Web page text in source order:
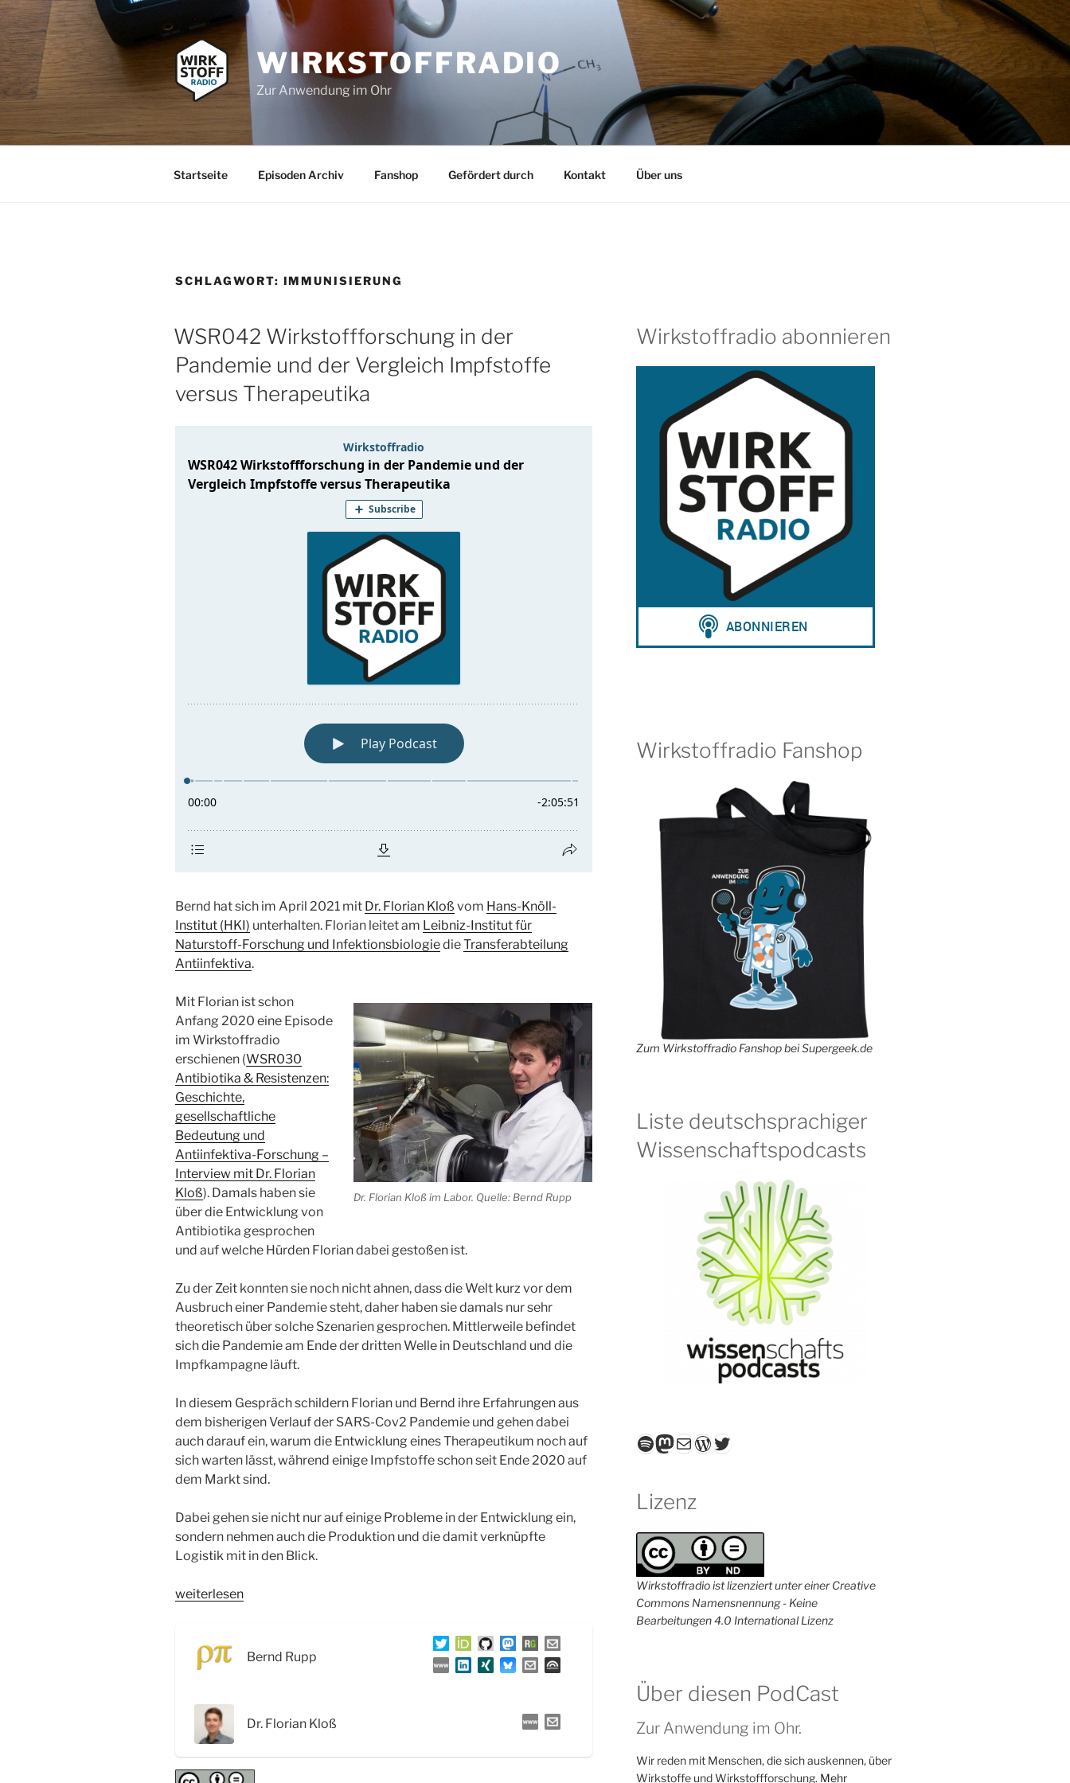
Zum
Inhalt
springen
WIRKSTOFFRADIO
Zur Anwendung im Ohr
Startseite Episoden Archiv Fanshop Gefördert durch Kontakt Über uns
SCHLAGWORT: IMMUNISIERUNG
WSR042 Wirkstoffforschung in der
Pandemie und der Vergleich Impfstoffe
versus Therapeutika
Bernd hat sich im April 2021 mit Dr. Florian Kloß vom Hans-Knöll-
Institut (HKI) unterhalten. Florian leitet am Leibniz-Institut für
Naturstoff-Forschung und InfektionsbiologiedieTransferabteilung
Antiinfektiva.
Dr. Florian Kloß im Labor. Quelle: Bernd Rupp
Mit Florian ist schon
Anfang 2020 eine Episode
im Wirkstoffradio
erschienen (WSR030
Antibiotika & Resistenzen:
Geschichte,
gesellschaftliche
Bedeutung und
Antiinfektiva-Forschung –
Interview mit Dr. Florian
Kloß). Damals haben sie
über die Entwicklung von
Antibiotika gesprochen
und auf welche Hürden Florian dabei gestoßen ist.
Zu der Zeit konnten sie noch nicht ahnen, dass die Welt kurz vor dem
Ausbruch einer Pandemie steht, daher haben sie damals nur sehr
theoretisch über solche Szenarien gesprochen. Mittlerweile befindet
sich die Pandemie am Ende der dritten Welle in Deutschland und die
Impfkampagne läuft.
In diesem Gespräch schildern Florian und Bernd ihre Erfahrungen aus
dem bisherigen Verlauf der SARS-Cov2 Pandemie und gehen dabei
auch darauf ein, warum die Entwicklung eines Therapeutikum noch auf
sich warten lässt, während einige Impfstoffe schon seit Ende 2020 auf
dem Markt sind.
Dabei gehen sie nicht nur auf einige Probleme in der Entwicklung ein,
sondern nehmen auch die Produktion und die damit verknüpfte
Logistik mit in den Blick.
„WSR042
Pandemie
Vergleich
Impfstoffe
weiterlesen
Bernd Rupp
Dr. Florian Kloß
Wirkstoffradio abonnieren
Wirkstoffradio Fanshop
Zum Wirkstoffradio Fanshop bei Supergeek.de
Liste deutschsprachiger
Wissenschaftspodcasts
Spotify
Mastodon
E-MailWordPress
Twitter
Lizenz
Wirkstoffradio ist lizenziert unter einer Creative
Commons Namensnennung - Keine
Bearbeitungen 4.0 International Lizenz
Über diesen PodCast
Zur Anwendung im Ohr.
Wir reden mit Menschen, die sich auskennen, über
Wirkstoffe und Wirkstoffforschung. Mehr